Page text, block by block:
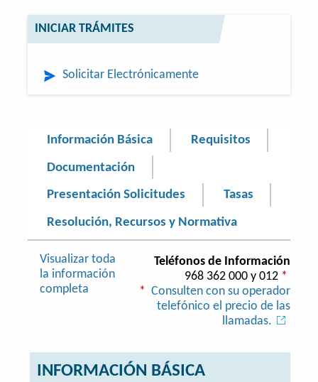
INICIAR TRÁMITES
Solicitar Electrónicamente
Información Básica Requisitos
Documentación
Presentación Solicitudes Tasas
Resolución, Recursos y Normativa
Visualizar toda
la información
completa
Teléfonos de Información
968 362 000 y 012 *
*
Consulten con su operador
telefónico el precio de las
llamadas.
INFORMACIÓN BÁSICA